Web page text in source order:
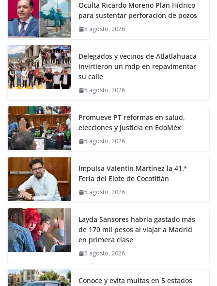
Oculta Ricardo Moreno Plan Hídrico
para sustentar perforación de pozos
5 agosto, 2026
Delegados y vecinos de Atlatlahuaca
invirtieron un mdp en repavimentar
su calle
5 agosto, 2026
Promueve PT reformas en salud,
elecciones y justicia en EdoMéx
5 agosto, 2026
Impulsa Valentín Martínez la 41.ª
Feria del Elote de Cocotitlán
5 agosto, 2026
Layda Sansores habría gastado más
de 170 mil pesos al viajar a Madrid
en primera clase
5 agosto, 2026
Conoce y evita multas en 5 estados